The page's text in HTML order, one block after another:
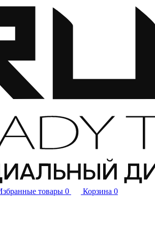
товары 0 Корзина 0